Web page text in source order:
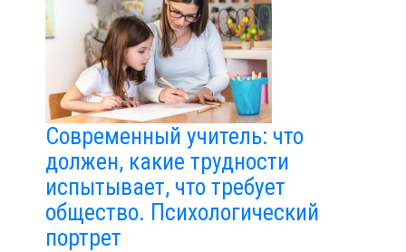
Современный учитель: что
должен, какие трудности
испытывает, что требует
общество. Психологический
портрет